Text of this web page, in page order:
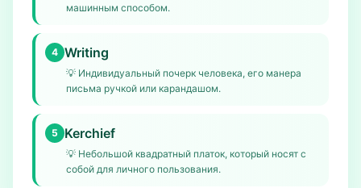
машинным способом.
4 Writing
💡 Индивидуальный почерк человека, его манера
письма ручкой или карандашом.
5 Kerchief
💡 Небольшой квадратный платок, который носят с
собой для личного пользования.